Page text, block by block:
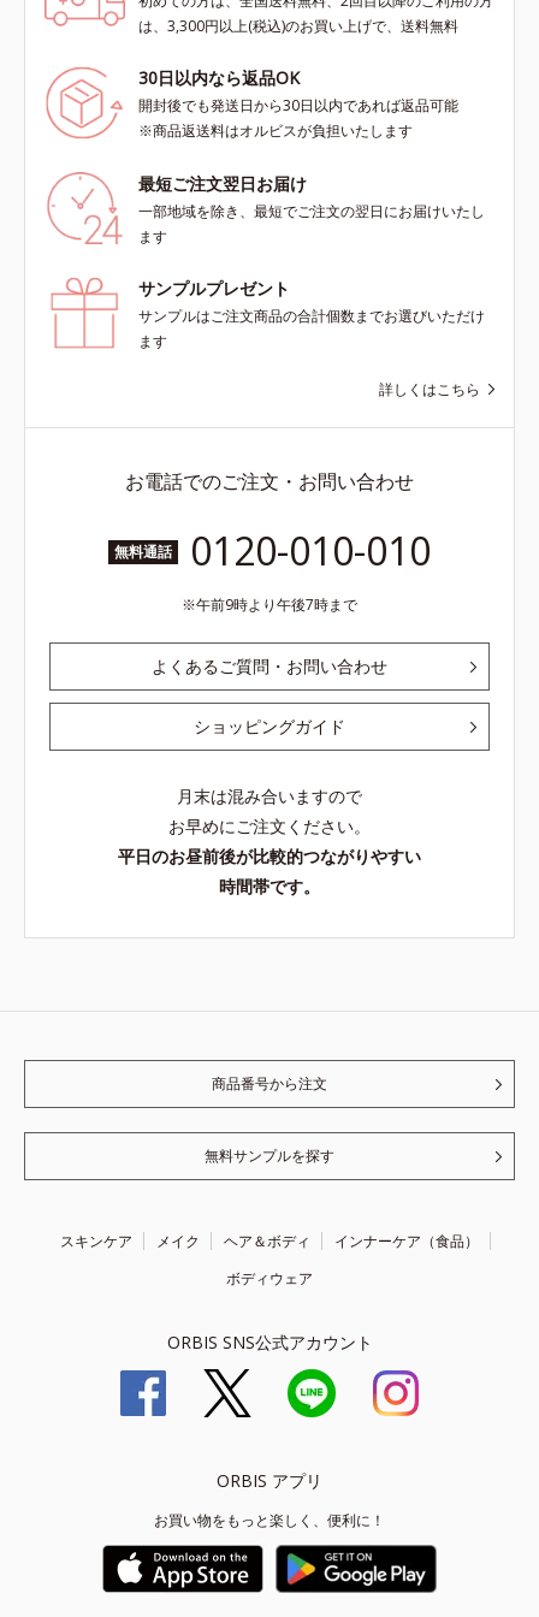
は、3,300円以上(税込)のお買い上げで、送料無料
30日以内なら返品OK
開封後でも発送日から30日以内であれば返品可能
※商品返送料はオルビスが負担いたします
最短ご注文翌日お届け
一部地域を除き、最短でご注文の翌日にお届けいたし
ます
サンプルプレゼント
サンプルはご注文商品の合計個数までお選びいただけ
ます
詳しくはこちら
お電話でのご注文・お問い合わせ
無料通話 0120-010-010
午前9時より午後7時まで
よくあるご質問・お問い合わせ
ショッピングガイド
月末は混み合いますので
お早めにご注文ください。
平日のお昼前後が比較的つながりやすい
時間帯です。
商品番号から注文
無料サンプルを探す
スキンケア メイク ヘア＆ボディ
インナーケア（食品）
ボディウェア
ORBIS SNS公式アカウント
ORBIS アプリ
お買い物をもっと楽しく、便利に！